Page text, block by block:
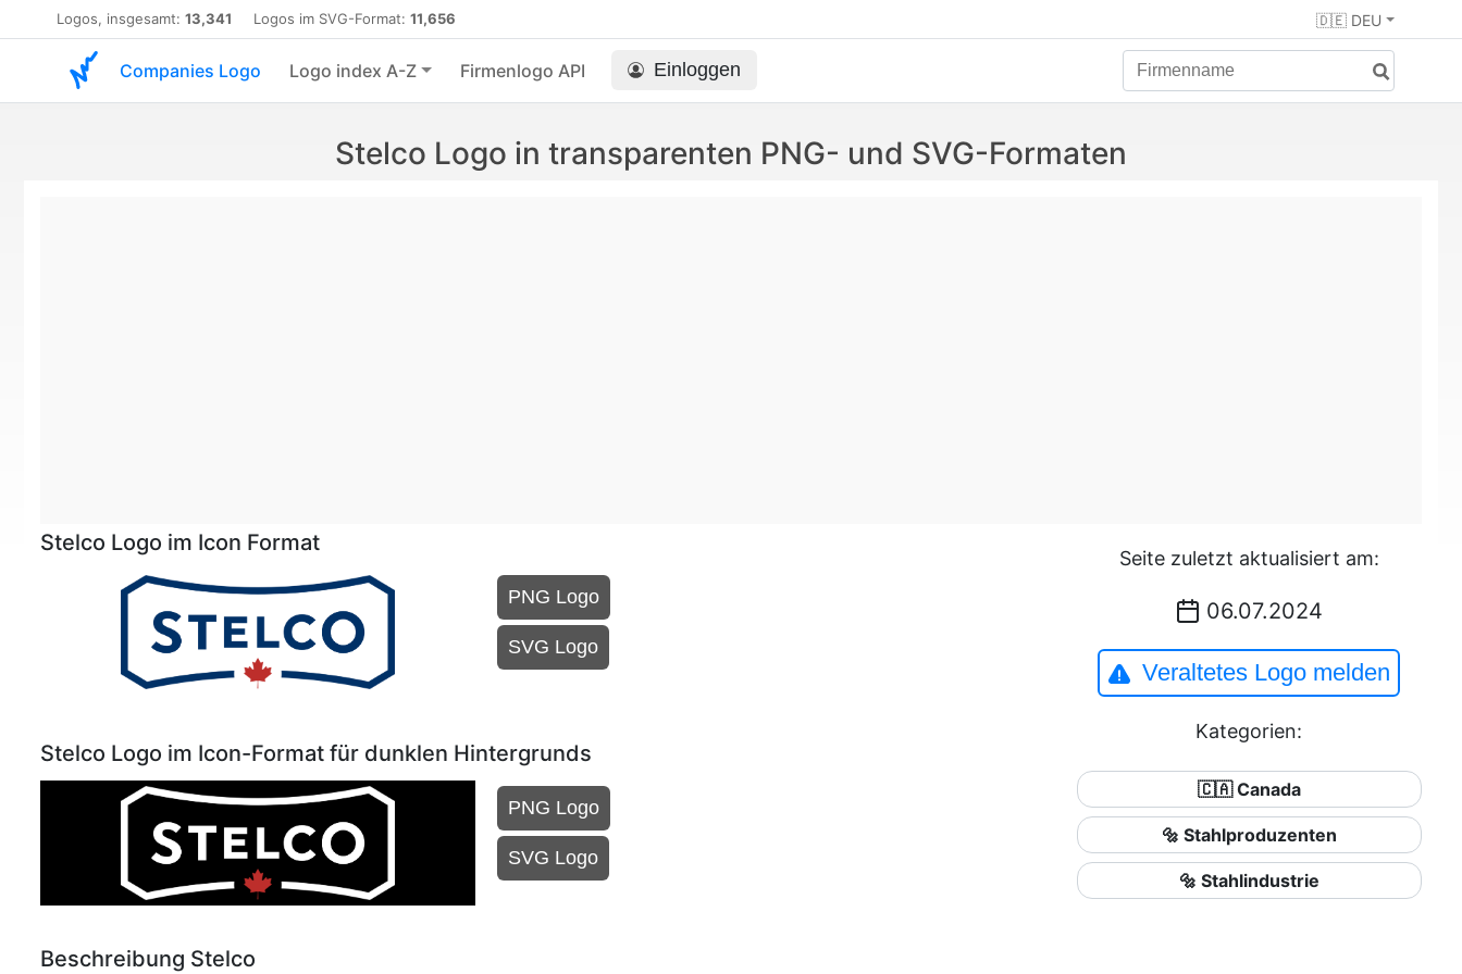
Logos, insgesamt: 13,341 Logos im SVG-Format: 11,656 🇩🇪 DEU
Companies Logo Logo index A-Z Firmenlogo API Einloggen
Stelco Logo in transparenten PNG- und SVG-Formaten
Stelco Logo im Icon Format
PNG Logo
SVG Logo
Stelco Logo im Icon-Format für dunklen Hintergrunds
PNG Logo
SVG Logo
Beschreibung Stelco
Seite zuletzt aktualisiert am:
06.07.2024
Veraltetes Logo melden
Kategorien:
🇨🇦 Canada
🔩 Stahlproduzenten
🔩 Stahlindustrie